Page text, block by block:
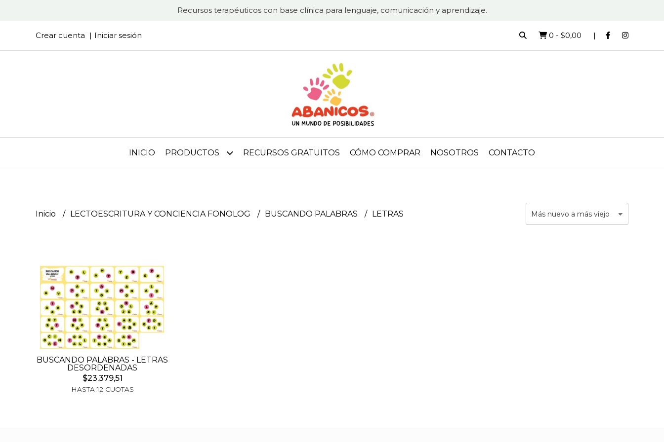
Recursos terapéuticos con base clínica para lenguaje, comunicación y aprendizaje.
Crear cuenta Iniciar sesión 0 - $0,00
INICIO PRODUCTOS RECURSOS GRATUITOS CÓMO COMPRAR NOSOTROS CONTACTO
Inicio LECTOESCRITURA Y CONCIENCIA FONOLOG BUSCANDO PALABRAS LETRAS
BUSCANDO PALABRAS - LETRAS
DESORDENADAS
$23.379,51
HASTA 12 CUOTAS